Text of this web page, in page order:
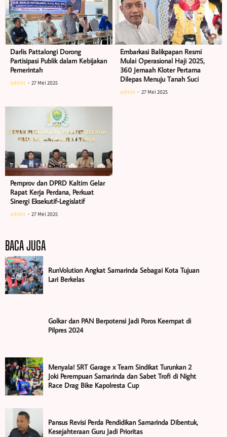
Darlis Pattalongi Dorong
Partisipasi Publik dalam Kebijakan
Pemerintah
admin 27 Mei 2025
Embarkasi Balikpapan Resmi
Mulai Operasional Haji 2025,
360 Jemaah Kloter Pertama
Dilepas Menuju Tanah Suci
admin 27 Mei 2025
Pemprov dan DPRD Kaltim Gelar
Rapat Kerja Perdana, Perkuat
Sinergi Eksekutif-Legislatif
admin 27 Mei 2025
BACA JUGA
RunVolution Angkat Samarinda Sebagai Kota Tujuan
Lari Berkelas
Golkar dan PAN Berpotensi Jadi Poros Keempat di
Pilpres 2024
Menyala! SRT Garage x Team Sindikat Turunkan 2
Joki Perempuan Samarinda dan Sabet Trofi di Night
Race Drag Bike Kapolresta Cup
Pansus Revisi Perda Pendidikan Samarinda Dibentuk,
Kesejahteraan Guru Jadi Prioritas